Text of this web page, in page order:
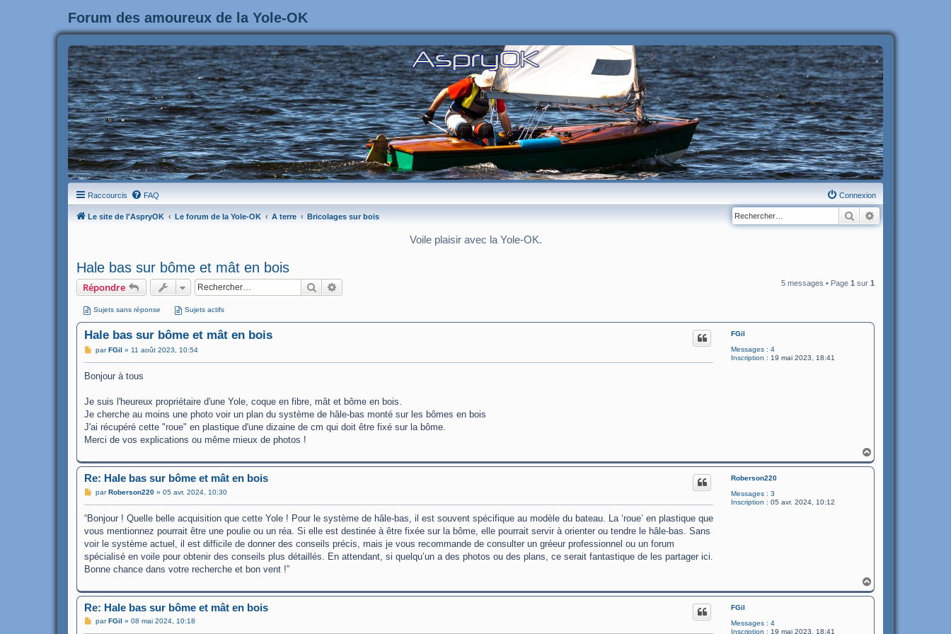
Forum des amoureux de la Yole-OK
Raccourcis FAQ Connexion
Le site de l'AspryOK Le forum de la Yole-OK A terre Bricolages sur bois Rechercher
Voile plaisir avec la Yole-OK.
Hale bas sur bôme et mât en bois
Répondre Rechercher 5 messages • Page 1 sur 1
Sujets sans réponse Sujets actifs
FGil
Messages : 4
Inscription : 19 mai 2023, 18:41
Hale bas sur bôme et mât en bois
M
s
e
parFGil » 11 août 2023, 10:54
Bonjour à tous
Je suis l'heureux propriétaire d'une Yole, coque en fibre, mât et bôme en bois.
Je cherche au moins une photo voir un plan du système de hâle-bas monté sur les bômes en bois
J'ai récupéré cette "roue" en plastique d'une dizaine de cm qui doit être fixé sur la bôme.
Merci de vos explications ou même mieux de photos !
a
u
Roberson220
Messages : 3
Inscription : 05 avr. 2024, 10:12
Re: Hale bas sur bôme et mât en bois
M
s
g
e
parRoberson220» 05 avr. 2024, 10:30
“Bonjour ! Quelle belle acquisition que cette Yole ! Pour le système de hâle-bas, il est souvent spécifique au modèle du bateau. La ‘roue’ en plastique que
vous mentionnez pourrait être une poulie ou un réa. Si elle est destinée à être fixée sur la bôme, elle pourrait servir à orienter ou tendre le hâle-bas. Sans
voir le système actuel, il est difficile de donner des conseils précis, mais je vous recommande de consulter un gréeur professionnel ou un forum
spécialisé en voile pour obtenir des conseils plus détaillés. En attendant, si quelqu’un a des photos ou des plans, ce serait fantastique de les partager ici.
Bonne chance dans votre recherche et bon vent !”
a
u
FGil
Messages : 4
Inscription : 19 mai 2023, 18:41
Re: Hale bas sur bôme et mât en bois
MparFGil » 08 mai 2024, 10:18